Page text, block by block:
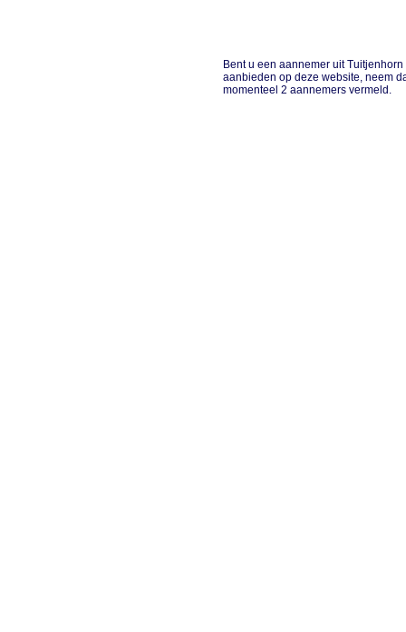
Bent u een aannemer uit
aanbieden op deze website, neem
momenteel 2 aannemers vermeld.